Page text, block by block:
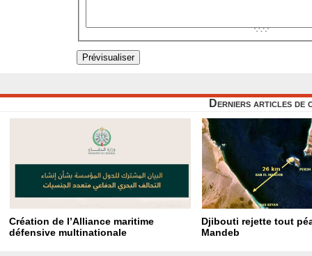
Derniers articles de
Création de l’Alliance maritime
défensive multinationale
Djibouti rejette tout
Mandeb